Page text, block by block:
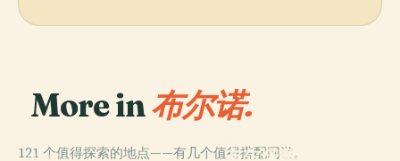
More in布尔诺.
121 个值得探索的地点——有几个值得搭配同游。
PLACE
布尔诺摩拉维亚